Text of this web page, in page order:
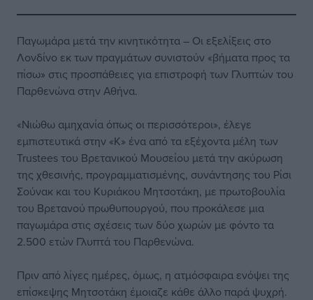
Παγωμάρα μετά την κινητικότητα – Οι εξελίξεις στο
Λονδίνο εκ των πραγμάτων συνιστούν «βήματα προς τα
πίσω» στις προσπάθειες για επιστροφή των Γλυπτών του
Παρθενώνα στην Αθήνα.
«Νιώθω αμηχανία όπως οι περισσότεροι», έλεγε
εμπιστευτικά στην «Κ» ένα από τα εξέχοντα μέλη των
Trustees του Βρετανικού Μουσείου μετά την ακύρωση
της χθεσινής, προγραμματισμένης, συνάντησης του Ρίσι
Σούνακ και του Κυριάκου Μητσοτάκη, με πρωτοβουλία
του Βρετανού πρωθυπουργού, που προκάλεσε μια
παγωμάρα στις σχέσεις των δύο χωρών με φόντο τα
2.500 ετών Γλυπτά του Παρθενώνα.
Πριν από λίγες ημέρες, όμως, η ατμόσφαιρα ενόψει της
επίσκεψης Μητσοτάκη έμοιαζε κάθε άλλο παρά ψυχρή.